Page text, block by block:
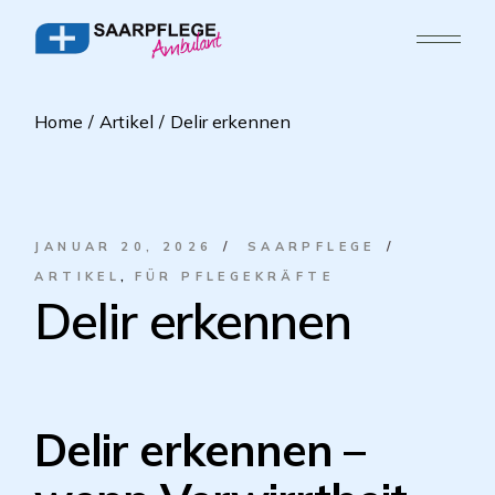
Home Artikel Delir erkennen
JANUAR 20, 2026
SAARPFLEGE
ARTIKEL
FÜR PFLEGEKRÄFTE
Delir erkennen
Delir erkennen –